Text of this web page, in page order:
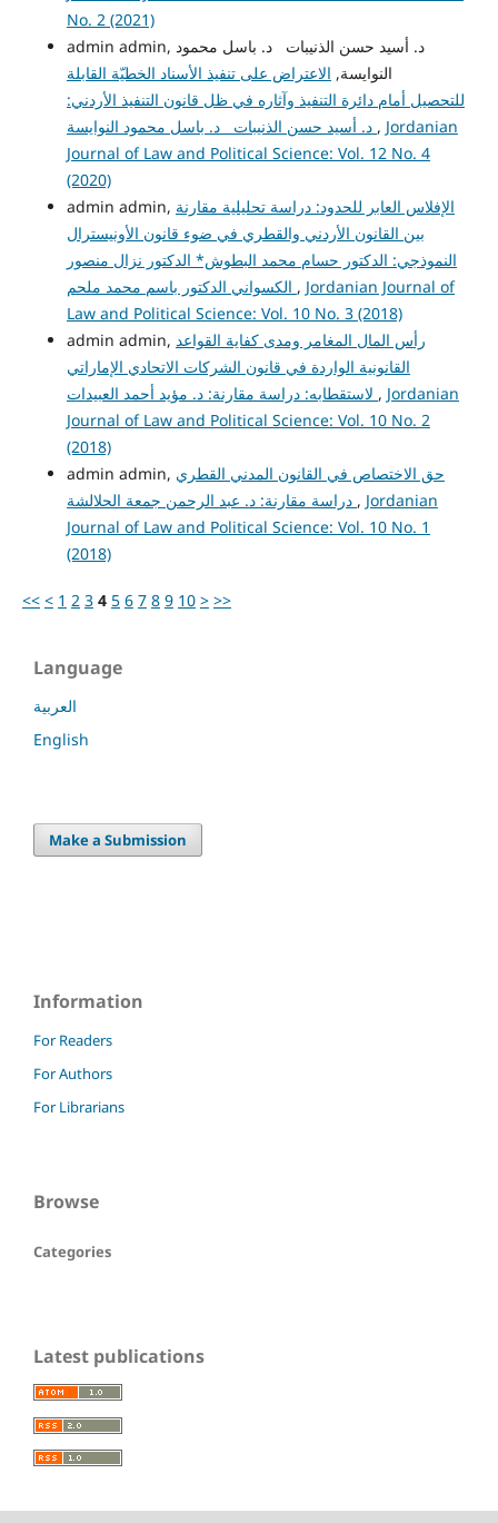
No. 2 (2021)
admin admin, د. أسيد حسن الذنيبات د. باسل محمود
النوايسة, الاعتراض على تنفيذ الأسناد الخطيّة القابلة
للتحصيل أمام دائرة التنفيذ وآثاره في ظل قانون التنفيذ الأردني:
د. أسيد حسن الذنيبات د. باسل محمود النوايسة , Jordanian
Journal of Law and Political Science: Vol. 12 No. 4
(2020)
admin admin, الإفلاس العابر للحدود: دراسة تحليلية مقارنة
بين القانون الأردني والقطري في ضوء قانون الأونيسترال
النموذجي: الدكتور حسام محمد البطوش* الدكتور نزال منصور
, Jordanian Journal of
Law and Political Science: Vol. 10 No. 3 (2018)
admin admin, رأس المال المغامر ومدى كفاية القواعد
القانونية الواردة في قانون الشركات الاتحادي الإماراتي
, Jordanian
Journal of Law and Political Science: Vol. 10 No. 2
(2018)
admin admin, حق الاختصاص في القانون المدني القطري
دراسة مقارنة: د. عبد الرحمن جمعة الحلالشة , Jordanian
Journal of Law and Political Science: Vol. 10 No. 1
(2018)
<< < 1 2 3 4 5 6 7 8 9 10 > >>
Language
العربية
English
Make a Submission
Information
For Readers
For Authors
For Librarians
Browse
Categories
Latest publications